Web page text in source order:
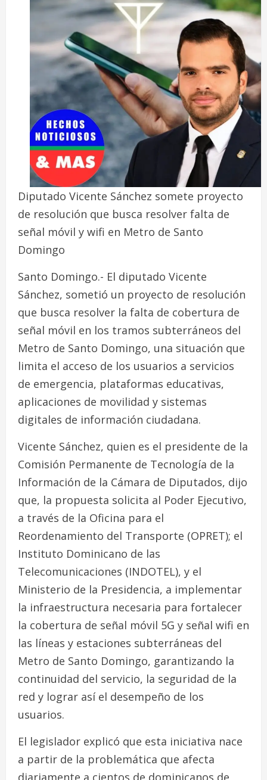
Diputado Vicente Sánchez somete proyecto
de resolución que busca resolver falta de
señal móvil y wifi en Metro de Santo
Domingo
Santo Domingo.- El diputado Vicente
Sánchez, sometió un proyecto de resolución
que busca resolver la falta de cobertura de
señal móvil en los tramos subterráneos del
Metro de Santo Domingo, una situación que
limita el acceso de los usuarios a servicios
de emergencia, plataformas educativas,
aplicaciones de movilidad y sistemas
digitales de información ciudadana.
Vicente Sánchez, quien es el presidente de la
Comisión Permanente de Tecnología de la
Información de la Cámara de Diputados, dijo
que, la propuesta solicita al Poder Ejecutivo,
a través de la Oficina para el
Reordenamiento del Transporte (OPRET); el
Instituto Dominicano de las
Telecomunicaciones (INDOTEL), y el
Ministerio de la Presidencia, a implementar
la infraestructura necesaria para fortalecer
la cobertura de señal móvil 5G y señal wifi en
las líneas y estaciones subterráneas del
Metro de Santo Domingo, garantizando la
continuidad del servicio, la seguridad de la
red y lograr así el desempeño de los
usuarios.
El legislador explicó que esta iniciativa nace
a partir de la problemática que afecta
diariamente a cientos de dominicanos de